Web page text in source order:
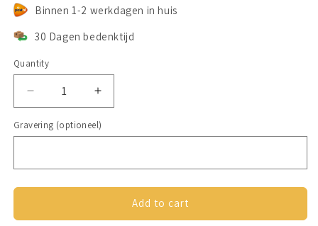
Binnen 1-2 werkdagen in huis
30 Dagen bedenktijd
Quantity
Decrease
quantity
for
Unieke
armband
met
Increase
quantity
for
Unieke
armband
met
plaatje
Gravering (optioneel)
Add to cart